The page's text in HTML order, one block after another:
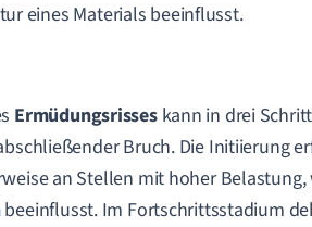
eines Materials beeinflusst.
Ermüdungsrisseskann in drei
Bruch. Die Initiierung
an Stellen mit hoher Belastung,
beeinflusst. Im Fortschrittsstadium